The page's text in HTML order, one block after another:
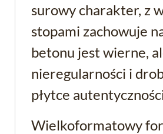
surowy charakter, z
stopami zachowuje
betonu jest wierne,
nieregularności i
płytce
Wielkoformatowy